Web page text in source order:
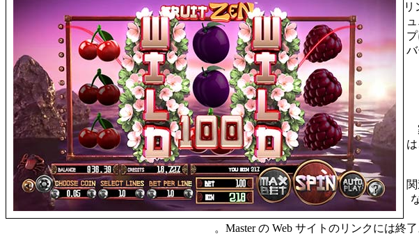
リ
Master の Web サイトのリンクには終